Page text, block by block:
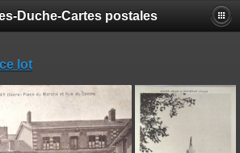
Duche-Cartes postales
lot